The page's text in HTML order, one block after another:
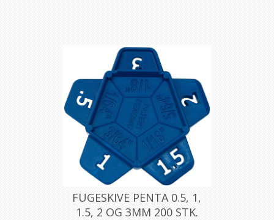
FUGESKIVE PENTA 0.5, 1,
1.5, 2 OG 3MM 200 STK.